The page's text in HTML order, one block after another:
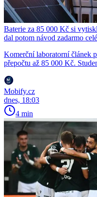
Baterie za 85 000 Kč si
dal potom návod zadarmo
Komerční laboratorní článek
přepočtu až 85 000 Kč.
Mobify.cz
dnes, 18:03
4 min